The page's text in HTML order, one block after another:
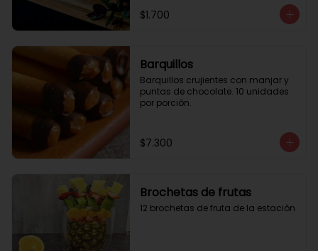
$1.700
Barquillos
Barquillos crujientes con manjar y
puntas de chocolate. 10 unidades
por porción.
$7.300
Brochetas de frutas
12 brochetas de fruta de la estación